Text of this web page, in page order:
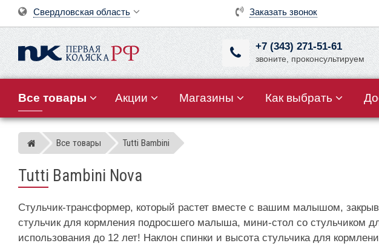
Заказать звонок
Свердловская область
+7 (343) 271-51-61
звоните, проконсультируем
Все товары Акции Магазины Как выбрать
Магазин детских колясок
Все товары Tutti Bambini
Tutti Bambini Nova
Стульчик-трансформер, который растет вместе с вашим малышом,
стульчик для кормления подросшего малыша, мини-стол со стульчиком
использования до 12 лет! Наклон спинки и высота стульчика для